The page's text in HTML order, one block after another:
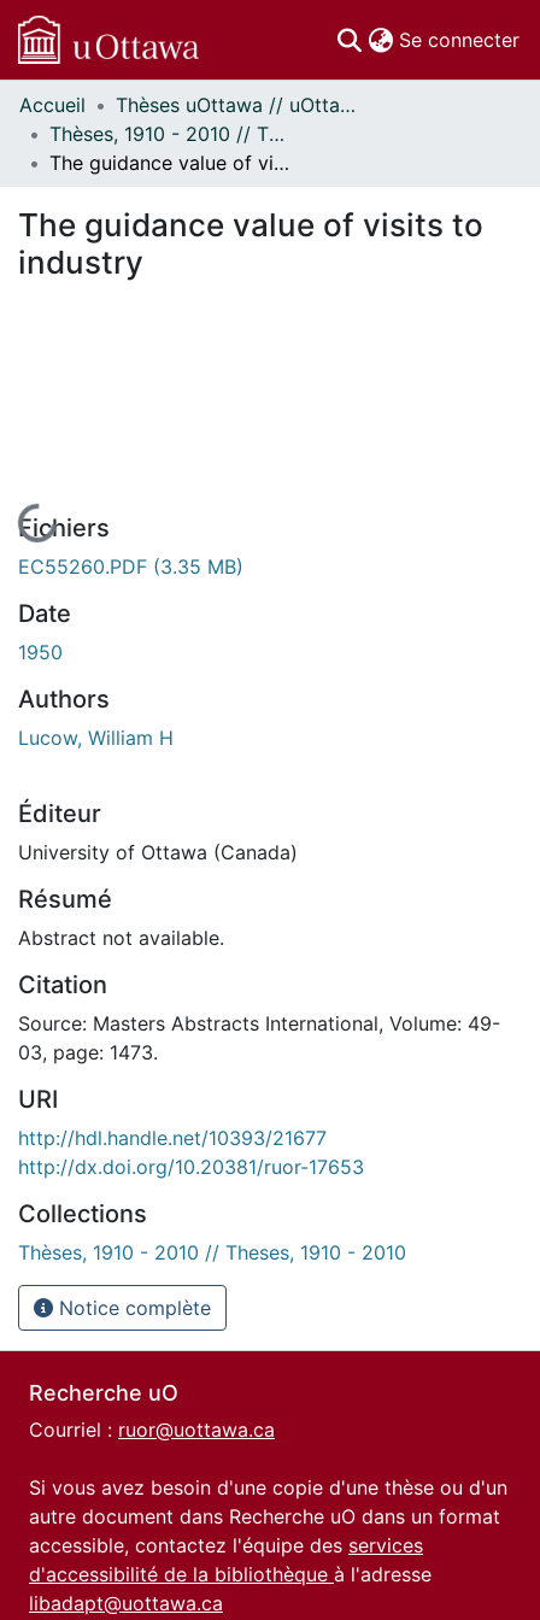
Se connecter
Communautés
et collections
Parcourir
À propos
Accueil
Thèses uOttawa // uOttawa Theses
Thèses, 1910 - 2010 // Theses, 1910 - 2010
The guidance value of visits to industry
The guidance value of visits to
industry
En cours de chargement...
Fichiers
EC55260.PDF (3.35 MB)
Date
1950
Authors
Lucow, William H
Éditeur
University of Ottawa (Canada)
Résumé
Abstract not available.
Citation
Source: Masters Abstracts International, Volume: 49-
03, page: 1473.
URI
http://hdl.handle.net/10393/21677
http://dx.doi.org/10.20381/ruor-17653
Collections
Thèses, 1910 - 2010 // Theses, 1910 - 2010
Notice complète
Recherche uO
Courriel : ruor@uottawa.ca
Si vous avez besoin d'une copie d'une thèse ou d'un
autre document dans Recherche uO dans un format
accessible, contactez l'équipe des services
d'accessibilité de la bibliothèque à l'adresse
libadapt@uottawa.ca